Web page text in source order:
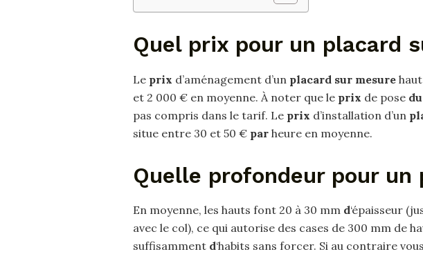
Quel prix pour un placard
Le prix d’aménagement d’un placard sur mesure
et 2 000 € en moyenne. À noter que le prix de pose
pas compris dans le tarif. Le prix d’installation d’un
situe entre 30 et 50 € par heure en moyenne.
Quelle profondeur pour un
En moyenne, les hauts font 20 à 30 mm d‘épaisseur
avec le col), ce qui autorise des cases de 300 mm de
suffisamment d‘habits sans forcer. Si au contraire